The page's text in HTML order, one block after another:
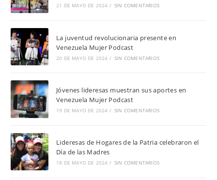
21 DE MAYO DE 2024 / SIN COMENTARIOS
La juventud revolucionaria presente en
Venezuela Mujer Podcast
20 DE MAYO DE 2024 / SIN COMENTARIOS
Jóvenes lideresas muestran sus aportes en
Venezuela Mujer Podcast
19 DE MAYO DE 2024 / SIN COMENTARIOS
Lideresas de Hogares de la Patria celebraron el
Día de las Madres
18 DE MAYO DE 2024 / SIN COMENTARIOS